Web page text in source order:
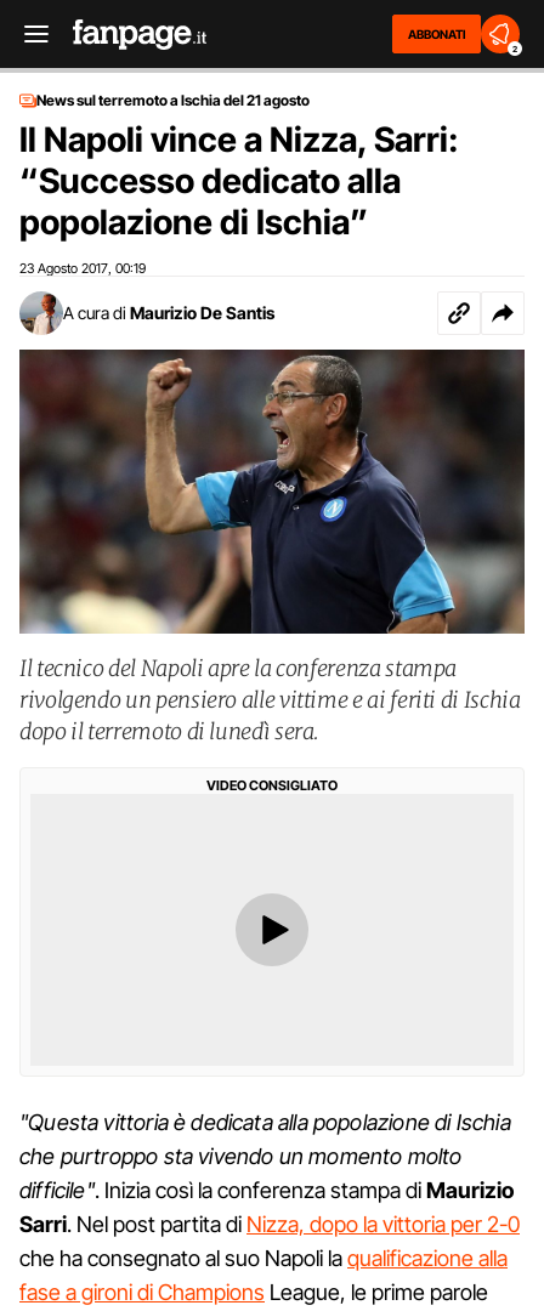
ABBONATI
2
News sul terremoto a Ischia del 21 agosto
Il Napoli vince a Nizza, Sarri:
“Successo dedicato alla
popolazione di Ischia”
23 Agosto 2017 00:19
A cura di Maurizio De Santis
Il tecnico del Napoli apre la conferenza stampa
rivolgendo un pensiero alle vittime e ai feriti di Ischia
dopo il terremoto di lunedì sera.
VIDEO CONSIGLIATO
"Questa vittoria è dedicata alla popolazione di Ischia
che purtroppo sta vivendo un momento molto
difficile". Inizia così la conferenza stampa diMaurizio
Sarri. Nel post partita di Nizza, dopo la vittoria per 2-0
che ha consegnato al suo Napoli laqualificazione alla
fase a gironi di Champions League, le prime parole